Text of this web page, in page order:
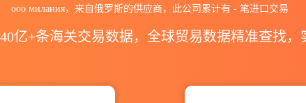
ооо милания，来自俄罗斯的供应商，此公司累计有 - 笔进口交易
亿+条海关交易数据，全球贸易数据精准查找